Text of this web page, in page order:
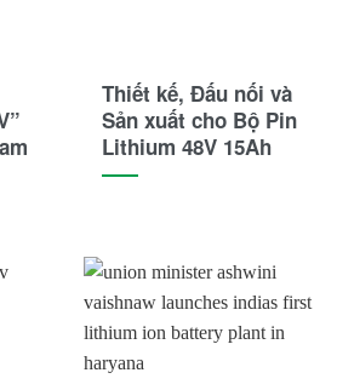
Thiết kế, Đấu nối và
Sản xuất cho Bộ Pin
Lithium 48V 15Ah